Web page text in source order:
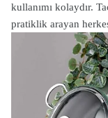
kullanımı kolaydır.
pratiklik arayan